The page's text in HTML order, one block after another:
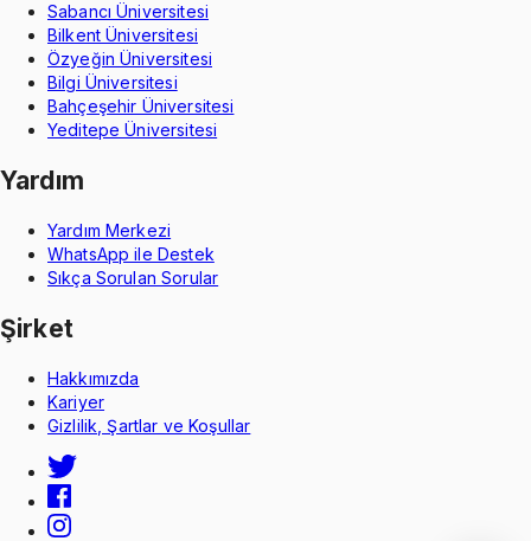
Sabancı Üniversitesi
Bilkent Üniversitesi
Özyeğin Üniversitesi
Bilgi Üniversitesi
Bahçeşehir Üniversitesi
Yeditepe Üniversitesi
Yardım
Yardım Merkezi
WhatsApp ile Destek
Sıkça Sorulan Sorular
Şirket
Hakkımızda
Kariyer
Gizlilik, Şartlar ve Koşullar